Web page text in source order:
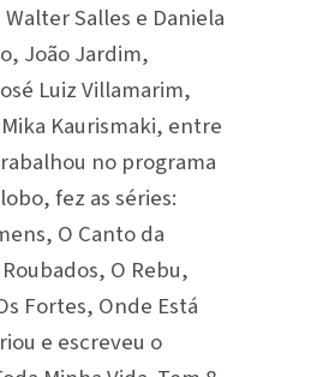
Salles e Daniela
João Jardim,
Luiz Villamarim,
Kaurismaki, entre
no programa
fez as séries:
O Canto da
O Rebu,
Fortes, Onde Está
e escreveu o